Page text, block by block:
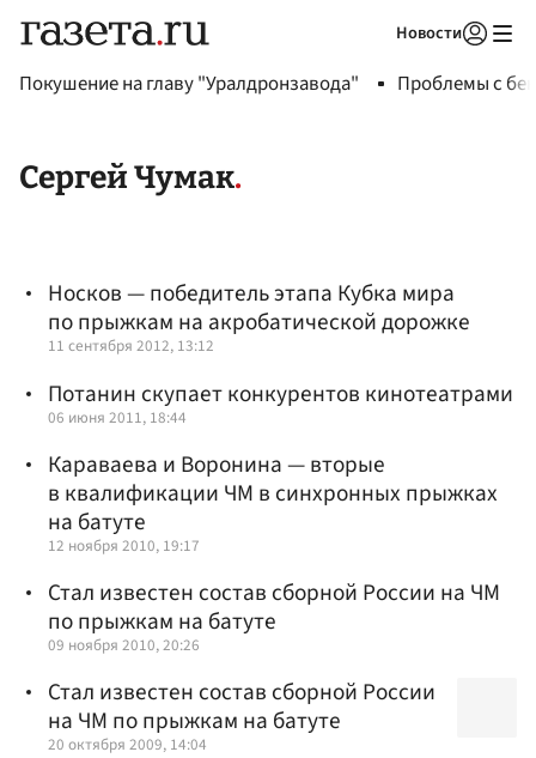
Новости
Покушение на главу "Уралдронзавода" Проблемы с
Сергей Чумак
Носков — победитель этапа Кубка мира
по прыжкам на акробатической дорожке
11 сентября 2012, 13:12
Потанин скупает конкурентов кинотеатрами
06 июня 2011, 18:44
Караваева и Воронина — вторые
в квалификации ЧМ в синхронных прыжках
на батуте
12 ноября 2010, 19:17
Стал известен состав сборной России на ЧМ
по прыжкам на батуте
09 ноября 2010, 20:26
Стал известен состав сборной России
на ЧМ по прыжкам на батуте
20 октября 2009, 14:04